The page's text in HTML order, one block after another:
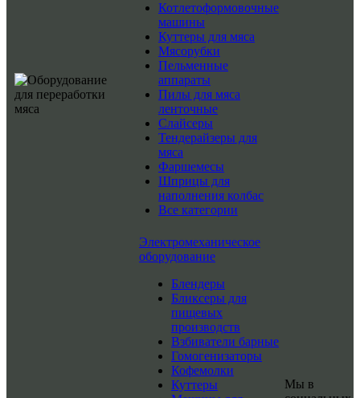
Котлетоформовочные
машины
Куттеры для мяса
Мясорубки
Пельменные
аппараты
Пилы для мяса
ленточные
Слайсеры
Тендерайзеры для
мяса
Фаршемесы
Шприцы для
наполнения колбас
Все категории
Электромеханическое
оборудование
Блендеры
Бликсеры для
пищевых
производств
Взбиватели барные
Гомогенизаторы
Кофемолки
Куттеры
Мы в